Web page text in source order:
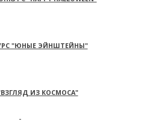
"ЮНЫЕ ЭЙНШТЕЙНЫ"
ИЗ КОСМОСА"